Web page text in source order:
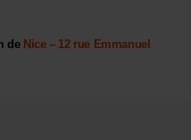
de Nice – 12 rue Emmanuel